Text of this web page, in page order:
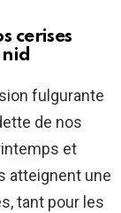
cerises
nid
fulgurante
de nos
et
atteignent une
tant pour les